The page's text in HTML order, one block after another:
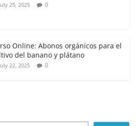
25, 2025 0
Online: Abonos orgánicos para el
del banano y plátano
22, 2025 0